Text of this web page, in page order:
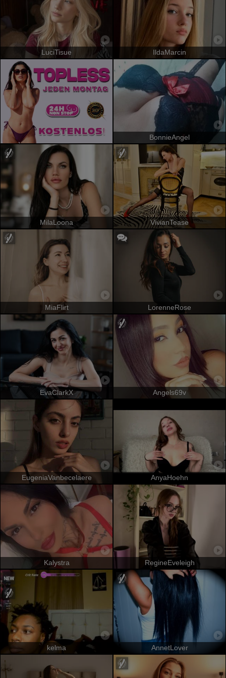
LuciTisue IldaMarcin
BonnieAngel
MilaLoona VivianTease
MiaFlirt LorenneRose
EvaClarkX Angels69v
EugeniaVanbecelaere AnyaHoehn
Kalystra RegineEveleigh
kelma AnnetLover